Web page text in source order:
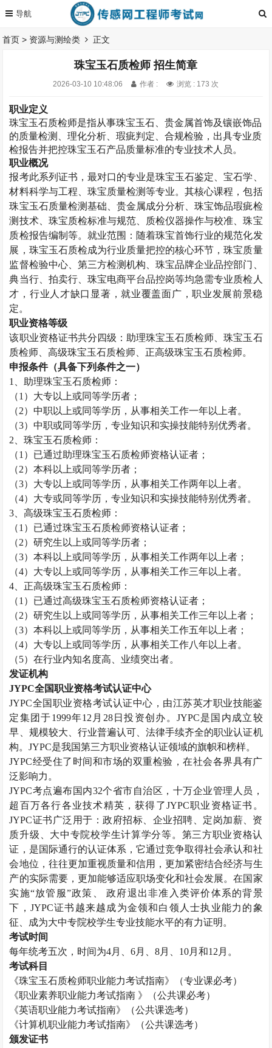
首页 > 资源与测绘类 正文
珠宝玉石质检师 招生简章
2026-03-10 10:48:06 作者 : 浏览 : 173 次
职业定义
珠宝玉石质检师是指从事珠宝玉石、贵金属首饰及镶嵌饰品
的质量检测、理化分析、瑕疵判定、合规检验，出具专业质
检报告并把控珠宝玉石产品质量标准的专业技术人员。
职业概况
报考此系列证书，最对口的专业是珠宝玉石鉴定、宝石学、
材料科学与工程、珠宝质量检测等专业。其核心课程，包括
珠宝玉石质量检测基础、贵金属成分分析、珠宝饰品瑕疵检
测技术、珠宝质检标准与规范、质检仪器操作与校准、珠宝
质检报告编制等。就业范围：随着珠宝首饰行业的规范化发
展，珠宝玉石质检成为行业质量把控的核心环节，珠宝质量
监督检验中心、第三方检测机构、珠宝品牌企业品控部门、
典当行、拍卖行、珠宝电商平台品控岗等均急需专业质检人
才，行业人才缺口显著，就业覆盖面广，职业发展前景稳
定。
职业资格等级
该职业资格证书共分四级：助理珠宝玉石质检师 、珠宝玉石
质检师 、高级珠宝玉石质检师 、正高级珠宝玉石质检师。
申报条件（具备下列条件之一）
1
、助理珠宝玉石质检师 ：
（1 ）大专以上或同等学历者；
（2）中职以上或同等学历，从事相关工作一年以上者。
（3）中职或同等学历，专业知识和实操技能特别优秀者。
2 、珠宝玉石质检师 ：
（1 ）已通过助理珠宝玉石质检师资格认证者；
（2）本科以上或同等学历者；
（3）大专以上或同等学历，从事相关工作两年以上者。
（4）大专或同等学历，专业知识和实操技能特别优秀者。
3 、高级珠宝玉石质检师 ：
（1 ）已通过珠宝玉石质检师资格认证者；
（2）研究生以上或同等学历者；
（3）本科以上或同等学历，从事相关工作两年以上者；
（4）大专以上或同等学历，从事相关工作三年以上者。
4 、正高级珠宝玉石质检师 ：
（1 ）已通过高级珠宝玉石质检师资格认证者；
（2）研究生以上或同等学历，从事相关工作三年以上者；
（3）本科以上或同等学历，从事相关工作五年以上者；
（4）大专以上或同等学历，从事相关工作八年以上者。
（5）在行业内知名度高、业绩突出者。
发证机构
JYPC全国职业资格考试认证中心
JYPC全国职业资格考试认证中心，由江苏英才职业技能鉴
定集团于1999年12 月 28日投资创办。 JYPC是国内成立较
早、规模较大、行业普遍认可、法律手续齐全的职业认证机
构。JYPC是我国第三方职业资格认证领域的旗帜和榜样。
JYPC经受住了时间和市场的双重检验，在社会各界具有广
泛影响力。
JYPC考点遍布国内32个省市自治区，十万企业管理人员，
超百万各行各业技术精英，获得了JYPC职业资格证书。
JYPC证书广泛用于：政府招标、企业招聘、定岗加薪、资
质升级、大中专院校学生计算学分等。第三方职业资格认
证，是国际通行的认证体系，它通过竞争取得社会承认和社
会地位，往往更加重视质量和信用，更加紧密结合经济与生
产的实际需要，更加能够适应职场变化和社会发展。在国家
实施“放管服”政策、 政府退出非准入类评价体系的背景
下， JYPC证书越来越成为金领和白领人士执业能力的象
征、成为大中专院校学生专业技能水平的有力证明。
考试时间
每年统考五次，时间为4月、6月、8月、 10月和12 月。
考试科目
《珠宝玉石质检师职业能力考试指南》（专业课必考）
《职业素养职业能力考试指南 》（公共课必考）
《英语职业能力考试指南》（公共课选考）
《计算机职业能力考试指南》（公共课选考）
颁发证书